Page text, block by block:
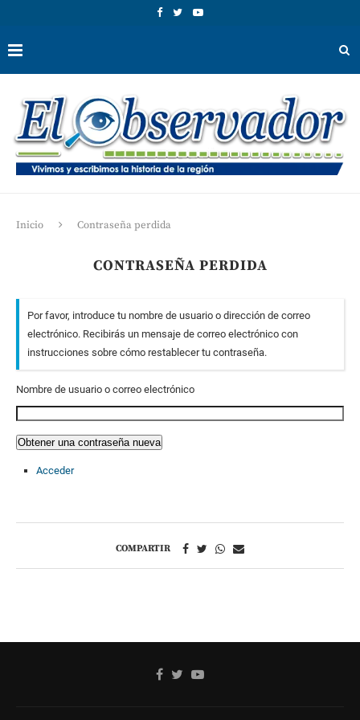
Inicio Contraseña perdida
CONTRASEÑA PERDIDA
Por favor, introduce tu nombre de usuario o dirección de correo
electrónico. Recibirás un mensaje de correo electrónico con
instrucciones sobre cómo restablecer tu contraseña.
Nombre de usuario o correo electrónico
Obtener una contraseña nueva
Acceder
COMPARTIR